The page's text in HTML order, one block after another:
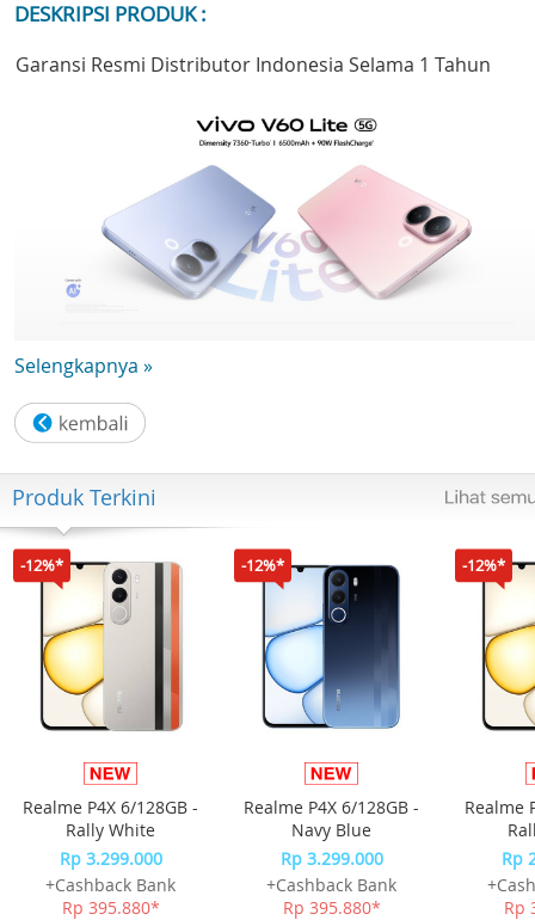
DESKRIPSI PRODUK :
Garansi Resmi Distributor Indonesia Selama 1 Tahun
Selengkapnya »
Produk Terkini
-12%*
Realme P4X 6/128GB -
Rally White
Rp 3.299.000
+Cashback Bank
Rp 395.880*
-12%*
Realme P4X 6/128GB -
Navy Blue
Rp 3.299.000
+Cashback Bank
Rp 395.880*
-12%*
Realme
Rp
Rp